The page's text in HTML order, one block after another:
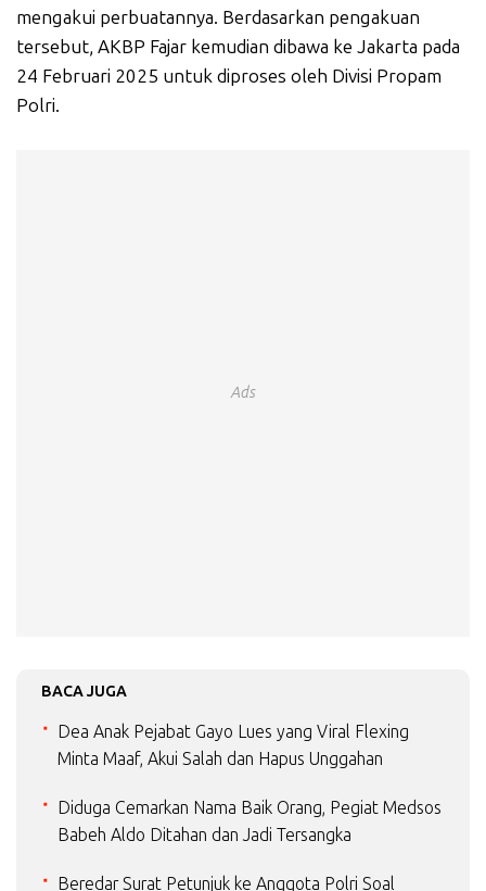
mengakui perbuatannya. Berdasarkan pengakuan
tersebut, AKBP Fajar kemudian dibawa ke Jakarta pada
24 Februari 2025 untuk diproses oleh Divisi Propam
Polri.
Ads
BACA JUGA
Dea Anak Pejabat Gayo Lues yang Viral Flexing
Minta Maaf, Akui Salah dan Hapus Unggahan
Diduga Cemarkan Nama Baik Orang, Pegiat Medsos
Babeh Aldo Ditahan dan Jadi Tersangka
Beredar Surat Petunjuk ke Anggota Polri Soal